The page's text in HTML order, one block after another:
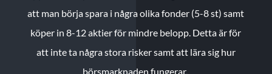
att man börja spara i några olika fonder (5-8 st) samt
köper in 8-12 aktier för mindre belopp. Detta är för
att inte ta några stora risker samt att lära sig hur
börsmarknaden fungerar.